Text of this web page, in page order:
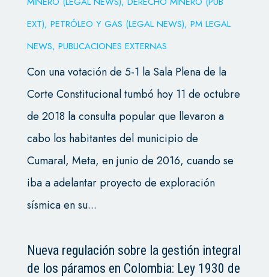
EXT), PETRÓLEO Y GAS (LEGAL NEWS), PM LEGAL
NEWS, PUBLICACIONES EXTERNAS
Con una votación de 5-1 la Sala Plena de la
Corte Constitucional tumbó hoy 11 de octubre
de 2018 la consulta popular que llevaron a
cabo los habitantes del municipio de
Cumaral, Meta, en junio de 2016, cuando se
iba a adelantar proyecto de exploración
sísmica en su...
Nueva regulación sobre la gestión integral
de los páramos en Colombia: Ley 1930 de